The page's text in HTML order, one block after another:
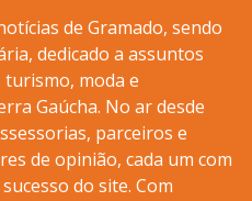
de Gramado, sendo
dedicado a assuntos
moda e
Gaúcha. No ar desde
parceiros e
de opinião, cada um com
do site. Com